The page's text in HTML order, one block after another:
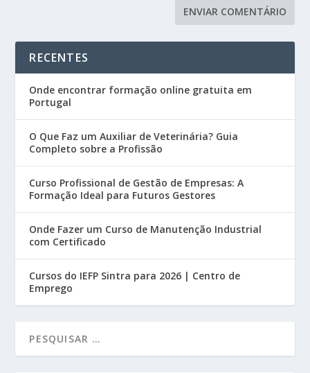
RECENTES
Onde encontrar formação online gratuita em
Portugal
O Que Faz um Auxiliar de Veterinária? Guia
Completo sobre a Profissão
Curso Profissional de Gestão de Empresas: A
Formação Ideal para Futuros Gestores
Onde Fazer um Curso de Manutenção Industrial
com Certificado
Cursos do IEFP Sintra para 2026 | Centro de
Emprego